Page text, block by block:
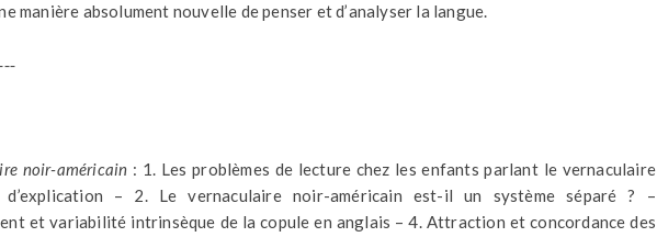
manière absolument nouvelle de penser et d’analyser la langue.
noir-américain : 1. Les problèmes de lecture chez les enfants parlant le vernaculaire
– 2. Le vernaculaire noir-américain est-il un système séparé ? –
et variabilité intrinsèque de la copule en anglais – 4. Attraction et concordance des